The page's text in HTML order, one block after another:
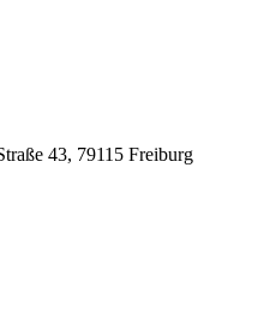
43, 79115 Freiburg